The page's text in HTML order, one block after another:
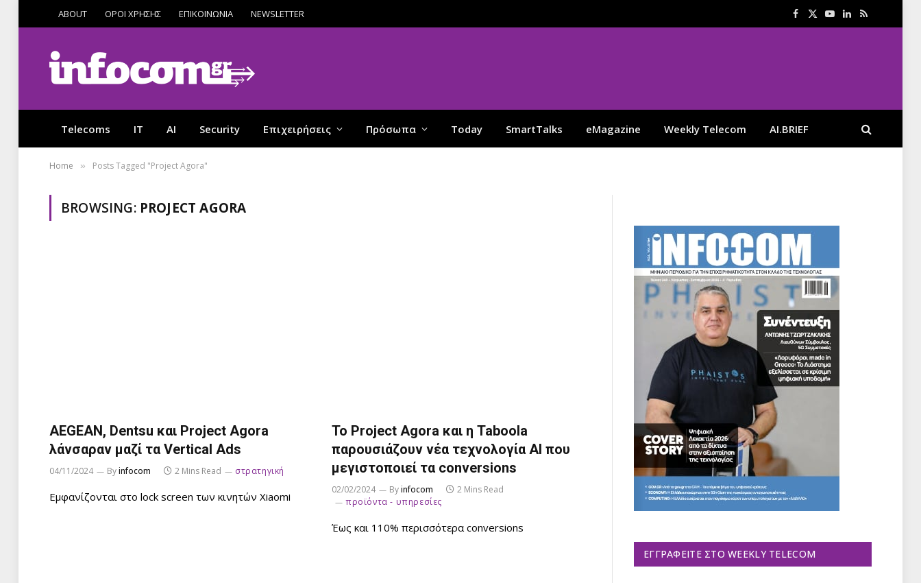
ABOUT ΟΡΟΙ ΧΡΗΣΗΣ ΕΠΙΚΟΙΝΩΝΙΑ NEWSLETTER Facebook
X
YouTube
LinkedIn
RSS
Telecoms IT AI Security Επιχειρήσεις Πρόσωπα Today SmartTalks eMagazine Weekly Telecom AI.BRIEF
Home » Posts Tagged "Project Agora"
BROWSING: PROJECT AGORA
AEGEAN, Dentsu και Project Agora
λάνσαραν μαζί τα Vertical Ads
04/11/2024 Byinfocom 2 Mins Read στρατηγική
Εμφανίζονται στο lock screen των κινητών Xiaomi
Το Project Agora και η Taboola
παρουσιάζουν νέα τεχνολογία AI που
μεγιστοποιεί τα conversions
02/02/2024 Byinfocom
2 Mins Read
προϊόντα - υπηρεσίες
Έως και 110% περισσότερα conversions
ΕΓΓΡΑΦΕΊΤΕ ΣΤΟ WEEKLY TELECOM